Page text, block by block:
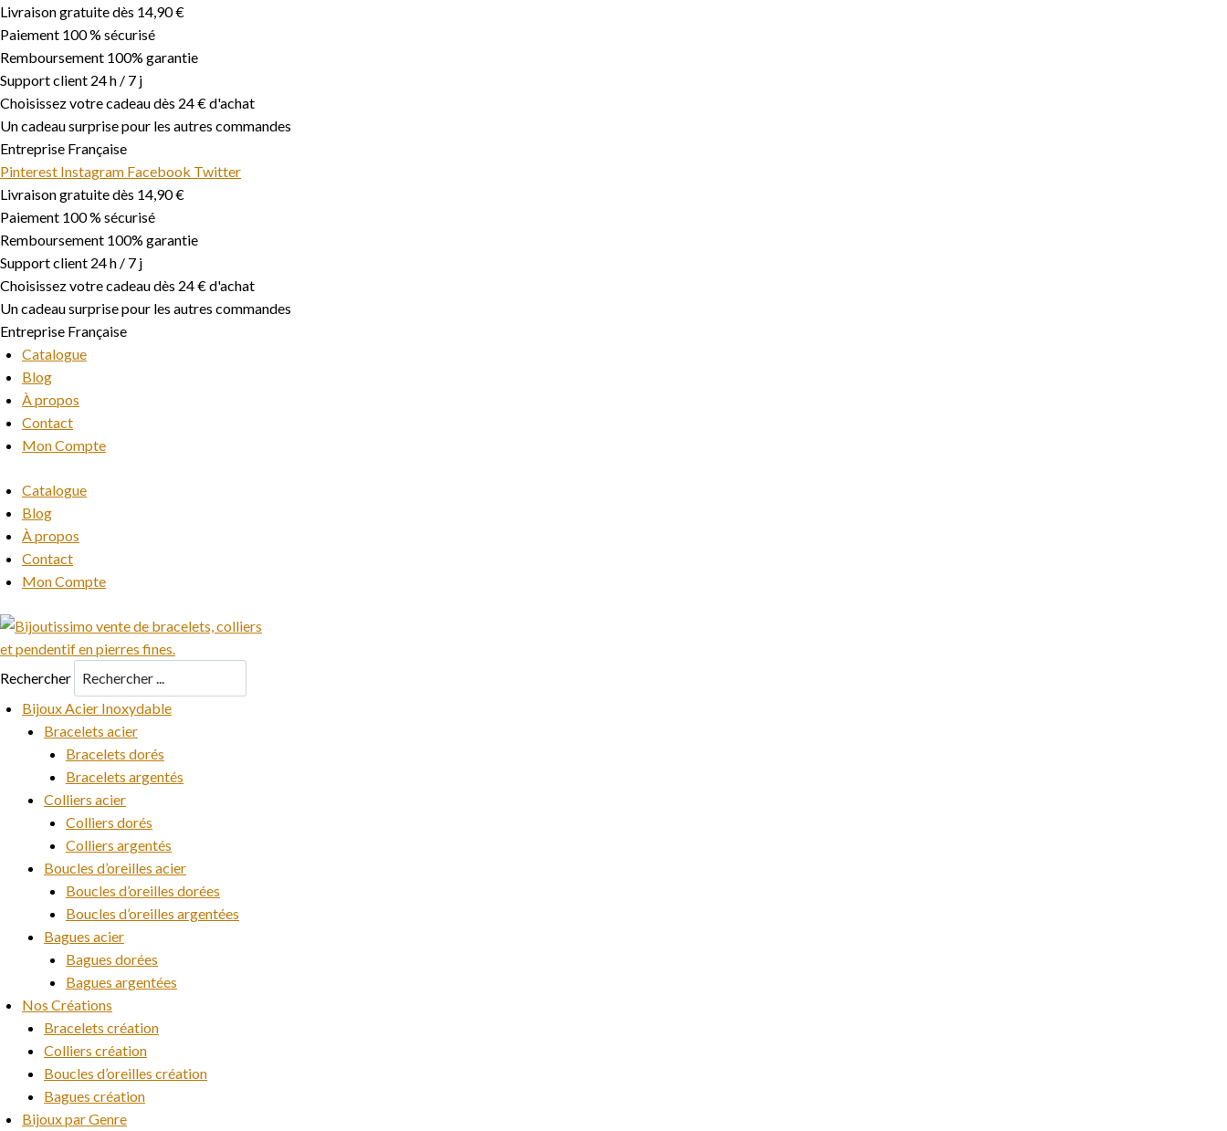
Aller
au
contenu
Livraison gratuite dès 14,90 €
Paiement 100 % sécurisé
Remboursement 100% garantie
Support client 24 h / 7 j
Choisissez votre cadeau dès 24 € d'achat
Un cadeau surprise pour les autres commandes
Entreprise Française
Pinterest Instagram Facebook Twitter
Livraison gratuite dès 14,90 €
Paiement 100 % sécurisé
Remboursement 100% garantie
Support client 24 h / 7 j
Choisissez votre cadeau dès 24 € d'achat
Un cadeau surprise pour les autres commandes
Entreprise Française
Catalogue
Blog
À propos
Contact
Mon Compte
Catalogue
Blog
À propos
Contact
Mon Compte
Rechercher
Bijoux Acier Inoxydable
Bracelets acier
Bracelets dorés
Bracelets argentés
Colliers acier
Colliers dorés
Colliers argentés
Boucles d’oreilles acier
Boucles d’oreilles dorées
Boucles d’oreilles argentées
Bagues acier
Bagues dorées
Bagues argentées
Nos Créations
Bracelets création
Colliers création
Boucles d’oreilles création
Bagues création
Bijoux par Genre